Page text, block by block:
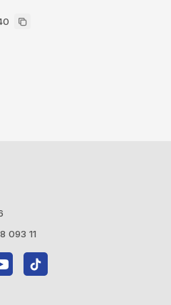
093 11